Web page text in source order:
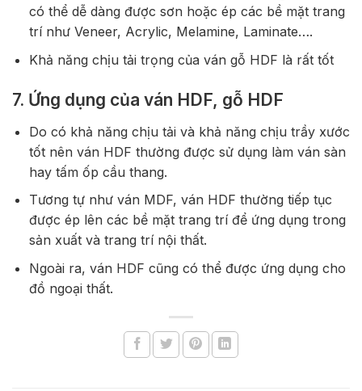
có thể dễ dàng được sơn hoặc ép các bề mặt trang
trí như Veneer, Acrylic, Melamine, Laminate….
Khả năng chịu tải trọng của ván gỗ HDF là rất tốt
7. Ứng dụng của ván HDF, gỗ HDF
Do có khả năng chịu tải và khả năng chịu trầy xước
tốt nên ván HDF thường được sử dụng làm ván sàn
hay tấm ốp cầu thang.
Tương tự như ván MDF, ván HDF thường tiếp tục
được ép lên các bề mặt trang trí để ứng dụng trong
sản xuất và trang trí nội thất.
Ngoài ra, ván HDF cũng có thể được ứng dụng cho
đồ ngoại thất.